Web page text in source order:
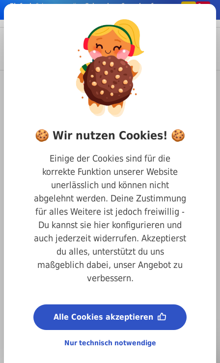
springen
Einfach& bequem onlineSchrauben & co. kaufen
Anmelden
Befestigungstechnik
Schrauben
Holzschrauben/Blechtreibschrauben
ISO 14585 Linsenkopf Innensechsrund ähnl. DIN 7981
Linsen Blechtreibschraube DIN
7981 Innensechsrund A2 3,5 x
02t7981035025
🍪 Wir nutzen Cookies! 🍪
Einige der Cookies sind für die
korrekte Funktion unserer Website
unerlässlich und können nicht
abgelehnt werden. Deine Zustimmung
für alles Weitere ist jedoch freiwillig -
Du kannst sie hier konfigurieren und
auch jederzeit widerrufen. Akzeptierst
du alles, unterstützt du uns
maßgeblich dabei, unser Angebot zu
verbessern.
Alle Cookies akzeptieren
Nur technisch notwendige